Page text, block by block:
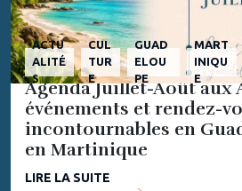
ACTU
ALITÉ
S
CUL
TUR
E
GUAD
ELOU
PE
MART
INIQU
E
Agenda Juillet-Août aux
événements et rendez-
incontournables en
en Martinique
LIRE LA SUITE